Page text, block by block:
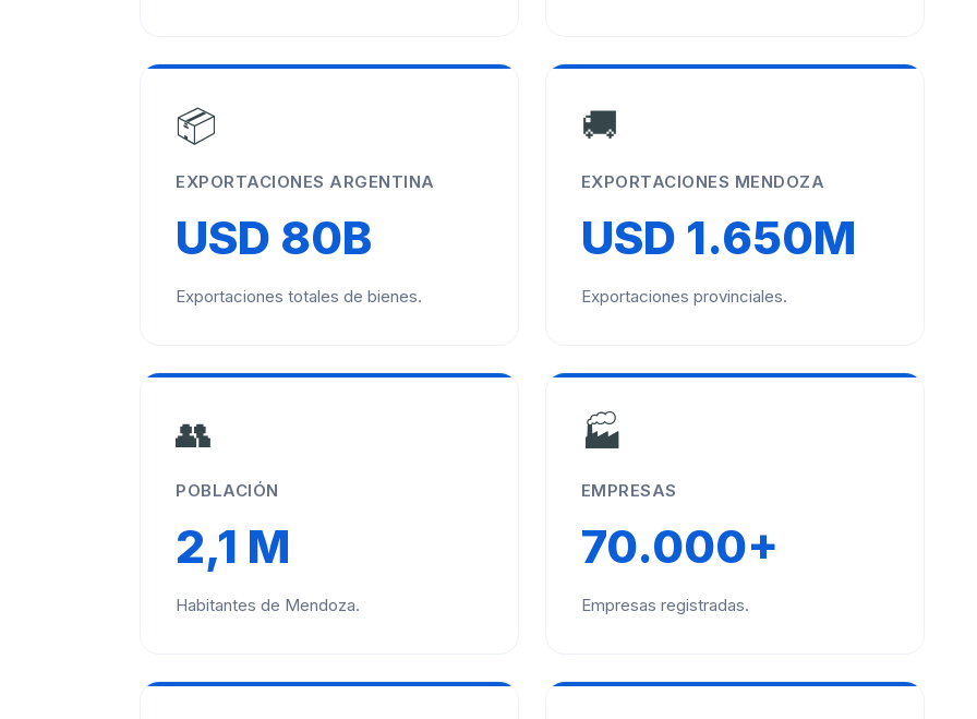
📦
EXPORTACIONES ARGENTINA
USD 80B
Exportaciones totales de bienes.
🚚
EXPORTACIONES MENDOZA
USD 1.650M
Exportaciones provinciales.
👥
POBLACIÓN
2,1 M
Habitantes de Mendoza.
🏭
EMPRESAS
70.000+
Empresas registradas.